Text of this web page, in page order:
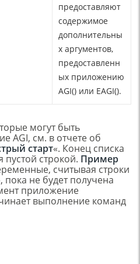
предоставляют
содержимое
дополнительны
х аргументов,
предоставленн
ых приложению
AGI() или EAGI().
могут быть
AGI, см. в отчете об
старт«. Конец списка
пустой строкой. Пример
считывая строки
пока не будет получена
приложение
выполнение команд